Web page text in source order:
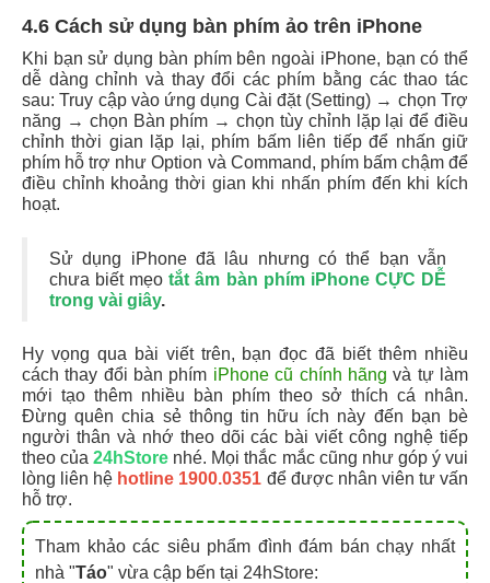
4.6 Cách sử dụng bàn phím ảo trên iPhone
Khi bạn sử dụng bàn phím bên ngoài iPhone, bạn có thể
dễ dàng chỉnh và thay đổi các phím bằng các thao tác
sau: Truy cập vào ứng dụng Cài đặt (Setting) → chọn Trợ
năng → chọn Bàn phím → chọn tùy chỉnh lặp lại để điều
chỉnh thời gian lặp lại, phím bấm liên tiếp để nhấn giữ
phím hỗ trợ như Option và Command, phím bấm chậm để
điều chỉnh khoảng thời gian khi nhấn phím đến khi kích
hoạt.
Sử dụng iPhone đã lâu nhưng có thể bạn vẫn
chưa biết mẹotắt âm bàn phím iPhone CỰC DỄ
trong vài giây.
Hy vọng qua bài viết trên, bạn đọc đã biết thêm nhiều
cách thay đổi bàn phím iPhone cũ chính hãng và tự làm
mới tạo thêm nhiều bàn phím theo sở thích cá nhân.
Đừng quên chia sẻ thông tin hữu ích này đến bạn bè
người thân và nhớ theo dõi các bài viết công nghệ tiếp
theo của24hStore nhé. Mọi thắc mắc cũng như góp ý vui
lòng liên hệ hotline 1900.0351 để được nhân viên tư vấn
hỗ trợ.
Tham khảo các siêu phẩm đình đám bán chạy nhất
nhà "Táo" vừa cập bến tại 24hStore: